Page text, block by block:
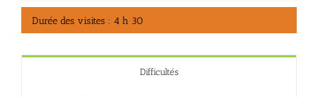
Durée des visites : 4 h 30
Difficultés